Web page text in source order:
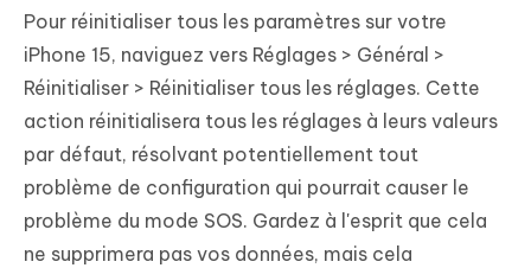
Pour réinitialiser tous les paramètres sur votre
iPhone 15, naviguez vers Réglages > Général >
Réinitialiser > Réinitialiser tous les réglages. Cette
action réinitialisera tous les réglages à leurs valeurs
par défaut, résolvant potentiellement tout
problème de configuration qui pourrait causer le
problème du mode SOS. Gardez à l'esprit que cela
ne supprimera pas vos données, mais cela